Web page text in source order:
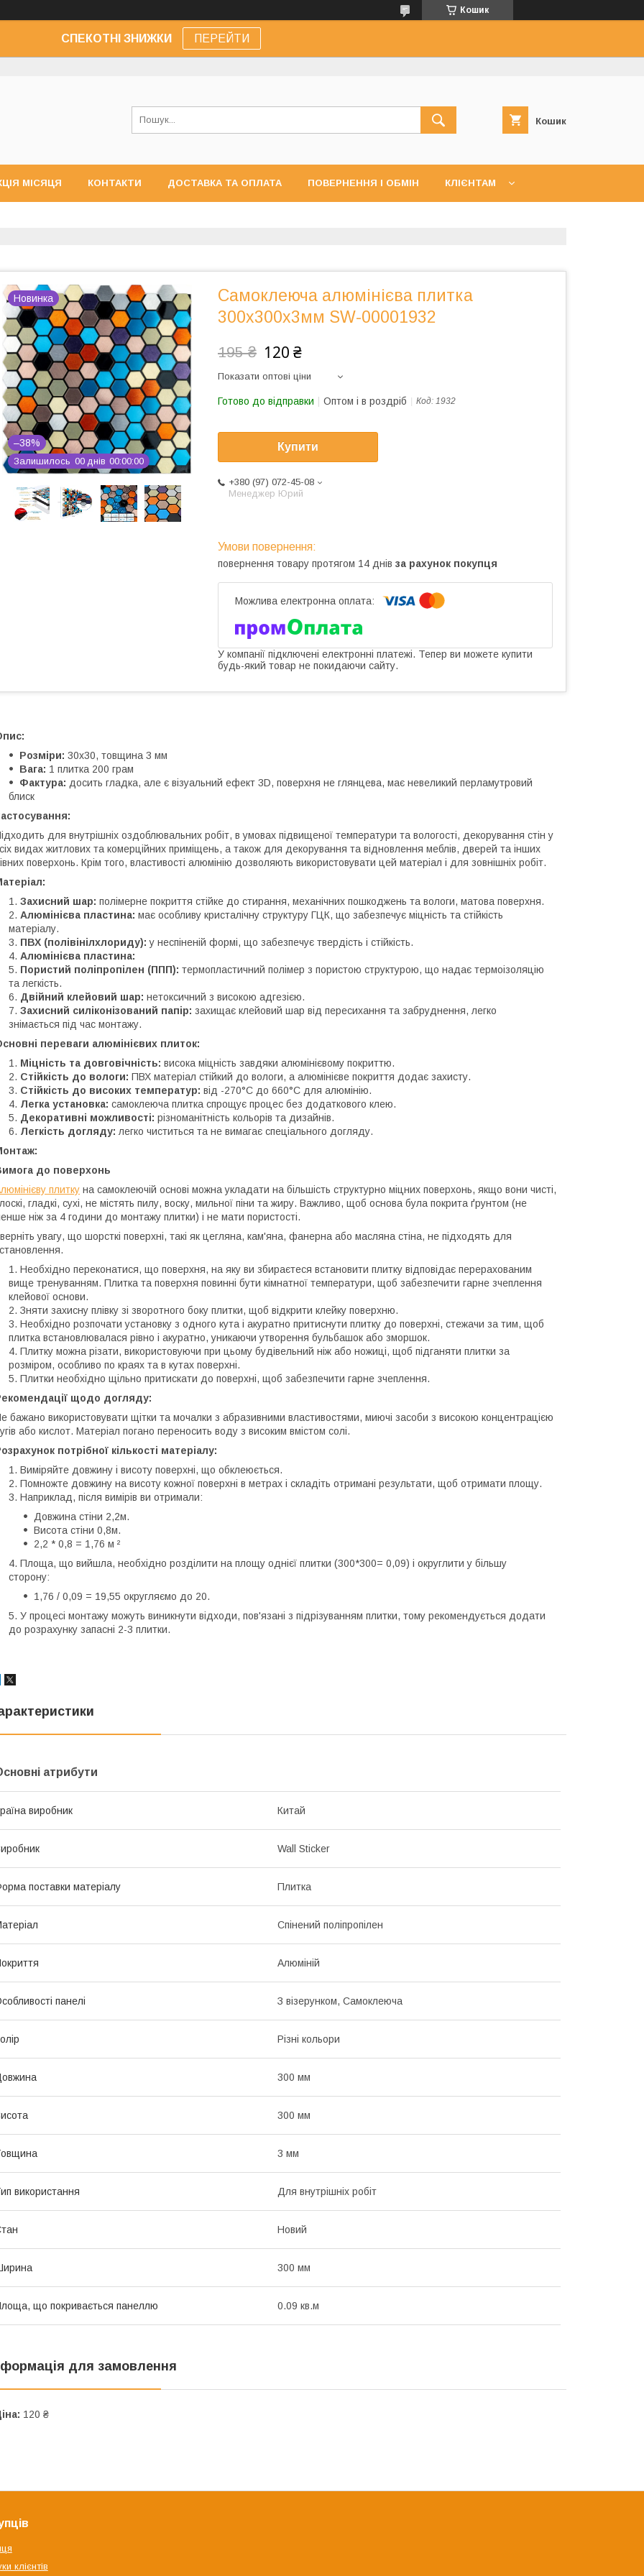
Кошик
СПЕКОТНІ ЗНИЖКИ ПЕРЕЙТИ
Кошик
МІСЯЦЯ КОНТАКТИ ДОСТАВКА ТА ОПЛАТА ПОВЕРНЕННЯ І ОБМІН КЛІЄНТАМ
Новинка
–38%
Залишилось 00 днів 00 00 00
Самоклеюча алюмінієва плитка
300х300х3мм SW-00001932
195 ₴ 120 ₴
Показати оптові ціни
Готово до відправки Оптом і в роздріб Код: 1932
Купити
+380 (97) 072-45-08
Менеджер Юрий
повернення товару протягом 14 днів за рахунок покупця
У компанії підключені електронні платежі. Тепер ви можете купити
будь-який товар не покидаючи сайту.
Розміри: 30х30, товщина 3 мм
Вага: 1 плитка 200 грам
Фактура: досить гладка, але є візуальний ефект 3D, поверхня не глянцева, має невеликий перламутровий
блиск
для внутрішніх оздоблювальних робіт, в умовах підвищеної температури та вологості, декорування стін у
видах житлових та комерційних приміщень, а також для декорування та відновлення меблів, дверей та інших
поверхонь. Крім того, властивості алюмінію дозволяють використовувати цей матеріал і для зовнішніх робіт.
Захисний шар: полімерне покриття стійке до стирання, механічних пошкоджень та вологи, матова поверхня.
Алюмінієва пластина: має особливу кристалічну структуру ГЦК, що забезпечує міцність та стійкість
матеріалу.
ПВХ (полівінілхлориду): у неспіненій формі, що забезпечує твердість і стійкість.
Алюмінієва пластина:
Пористий поліпропілен (ППП): термопластичний полімер з пористою структурою, що надає термоізоляцію
та легкість.
Двійний клейовий шар: нетоксичний з високою адгезією.
Захисний силіконізований папір: захищає клейовий шар від пересихання та забруднення, легко
знімається під час монтажу.
переваги алюмінієвих плиток:
Міцність та довговічність: висока міцність завдяки алюмінієвому покриттю.
Стійкість до вологи: ПВХ матеріал стійкий до вологи, а алюмінієве покриття додає захисту.
Стійкість до високих температур: від -270°C до 660°C для алюмінію.
Легка установка: самоклеюча плитка спрощує процес без додаткового клею.
Декоративні можливості: різноманітність кольорів та дизайнів.
Легкість догляду: легко чиститься та не вимагає спеціального догляду.
до поверхонь
плитку на самоклеючій основі можна укладати на більшість структурно міцних поверхонь, якщо вони чисті,
гладкі, сухі, не містять пилу, воску, мильної піни та жиру. Важливо, щоб основа була покрита ґрунтом (не
ніж за 4 години до монтажу плитки) і не мати пористості.
увагу, що шорсткі поверхні, такі як цегляна, кам'яна, фанерна або масляна стіна, не підходять для
Необхідно переконатися, що поверхня, на яку ви збираєтеся встановити плитку відповідає перерахованим
вище тренуванням. Плитка та поверхня повинні бути кімнатної температури, щоб забезпечити гарне зчеплення
клейової основи.
Зняти захисну плівку зі зворотного боку плитки, щоб відкрити клейку поверхню.
Необхідно розпочати установку з одного кута і акуратно притиснути плитку до поверхні, стежачи за тим, щоб
плитка встановлювалася рівно і акуратно, уникаючи утворення бульбашок або зморшок.
Плитку можна різати, використовуючи при цьому будівельний ніж або ножиці, щоб підганяти плитки за
розміром, особливо по краях та в кутах поверхні.
Плитки необхідно щільно притискати до поверхні, щоб забезпечити гарне зчеплення.
щодо догляду:
бажано використовувати щітки та мочалки з абразивними властивостями, миючі засоби з високою концентрацією
або кислот. Матеріал погано переносить воду з високим вмістом солі.
потрібної кількості матеріалу:
Виміряйте довжину і висоту поверхні, що обклеюється.
Помножте довжину на висоту кожної поверхні в метрах і складіть отримані результати, щоб отримати площу.
Наприклад, після вимірів ви отримали:
Довжина стіни 2,2м.
Висота стіни 0,8м.
2,2 * 0,8 = 1,76 м ²
Площа, що вийшла, необхідно розділити на площу однієї плитки (300*300= 0,09) і округлити у більшу
сторону:
1,76 / 0,09 = 19,55 округляємо до 20.
У процесі монтажу можуть виникнути відходи, пов'язані з підрізуванням плитки, тому рекомендується додати
до розрахунку запасні 2-3 плитки.
атрибути
виробник Китай
Wall Sticker
поставки матеріалу Плитка
Спінений поліпропілен
Алюміній
панелі З візерунком, Самоклеюча
Різні кольори
300 мм
300 мм
3 мм
використання Для внутрішніх робіт
Новий
300 мм
що покривається панеллю 0.09 кв.м
для замовлення
120 ₴
клієнтів